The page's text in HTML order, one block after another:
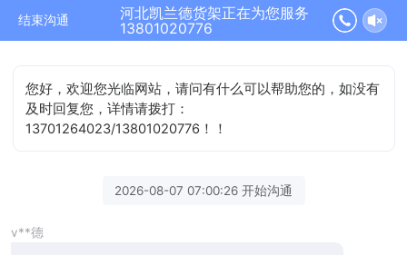
结束沟通
河北凯兰德货架正在为您服务
13801020776
您好，欢迎您光临网站，请问有什么可以帮助您的，如没有
及时回复您，详情请拨打：
13701264023/13801020776！！
2026-08-07 07:00:26 开始沟通
v**德